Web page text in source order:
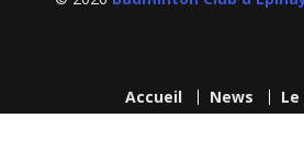
Accueil News